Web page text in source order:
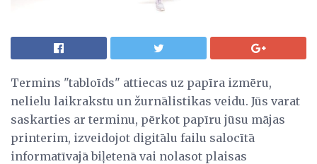
Termins "tabloīds" attiecas uz papīra izmēru,
nelielu laikrakstu un žurnālistikas veidu. Jūs varat
saskarties ar terminu, pērkot papīru jūsu mājas
printerim, izveidojot digitālu failu salocītā
informatīvajā biļetenā vai nolasot plaisas